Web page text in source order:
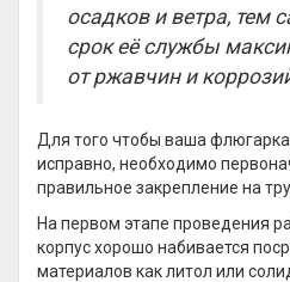
осадков и ветра, тем
срок её службы
от ржавчин и
Для того чтобы ваша
исправно, необходимо
правильное закрепление на
На первом этапе проведения
корпус хорошо набивается
материалов как литол или